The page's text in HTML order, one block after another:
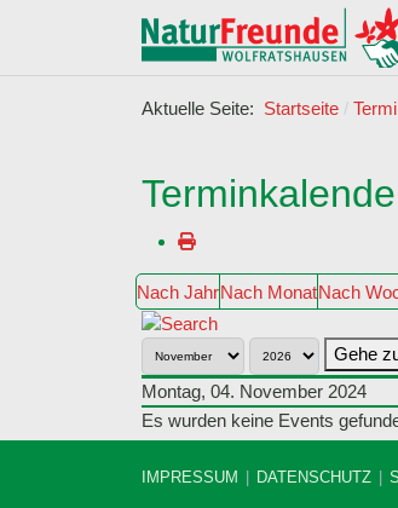
Aktuelle Seite: Startseite
Nach JahrNach MonatNach
Gehe
Montag, 04. November 2024
Es wurden keine Events
IMPRESSUM DATENSCHUTZ